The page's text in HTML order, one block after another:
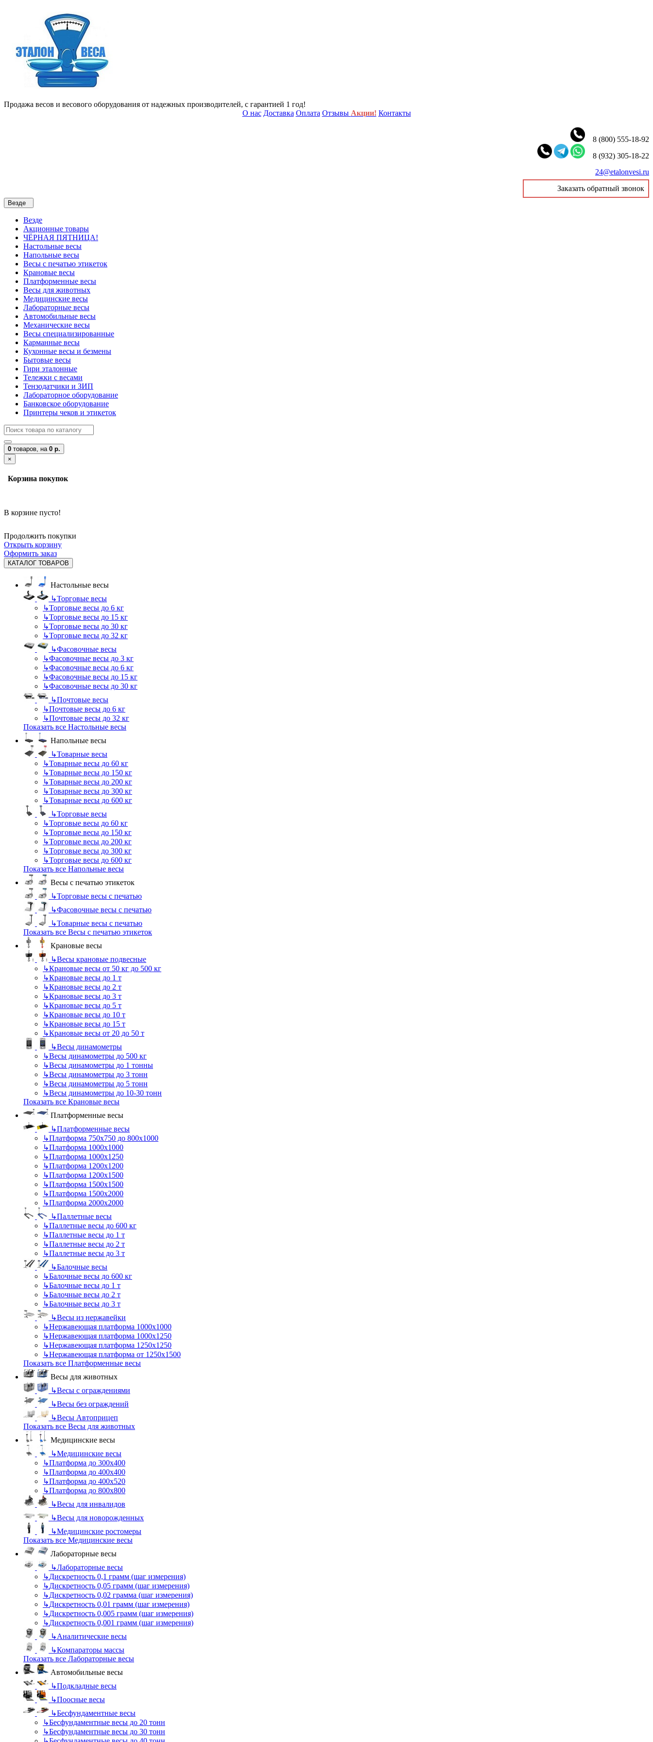
Продажа весов и весового оборудования от надежных производителей, с гарантией 1 год!
О нас Доставка Оплата Отзывы Акции! Контакты
8 (800) 555-18-92
8 (932) 305-18-22
24@etalonvesi.ru
Заказать обратный звонок
Везде
Везде
Акционные товары
ЧЁРНАЯ ПЯТНИЦА!
Настольные весы
Напольные весы
Весы с печатью этикеток
Крановые весы
Платформенные весы
Весы для животных
Медицинские весы
Лабораторные весы
Автомобильные весы
Механические весы
Весы специализированные
Карманные весы
Кухонные весы и безмены
Бытовые весы
Гири эталонные
Тележки с весами
Тензодатчики и ЗИП
Лабораторное оборудование
Банковское оборудование
Принтеры чеков и этикеток
0 товаров, на 0 р.
×
Корзина покупок
В корзине пусто!
Продолжить покупки
Открыть корзину
Оформить заказ
КАТАЛОГ ТОВАРОВ
Настольные весы
↳Торговые весы
↳Торговые весы до 6 кг
↳Торговые весы до 15 кг
↳Торговые весы до 30 кг
↳Торговые весы до 32 кг
↳Фасовочные весы
↳Фасовочные весы до 3 кг
↳Фасовочные весы до 6 кг
↳Фасовочные весы до 15 кг
↳Фасовочные весы до 30 кг
↳Почтовые весы
↳Почтовые весы до 6 кг
↳Почтовые весы до 32 кг
Показать все Настольные весы
Напольные весы
↳Товарные весы
↳Товарные весы до 60 кг
↳Товарные весы до 150 кг
↳Товарные весы до 200 кг
↳Товарные весы до 300 кг
↳Товарные весы до 600 кг
↳Торговые весы
↳Торговые весы до 60 кг
↳Торговые весы до 150 кг
↳Торговые весы до 200 кг
↳Торговые весы до 300 кг
↳Торговые весы до 600 кг
Показать все Напольные весы
Весы с печатью этикеток
↳Торговые весы с печатью
↳Фасовочные весы с печатью
↳Товарные весы с печатью
Показать все Весы с печатью этикеток
Крановые весы
↳Весы крановые подвесные
↳Крановые весы от 50 кг до 500 кг
↳Крановые весы до 1 т
↳Крановые весы до 2 т
↳Крановые весы до 3 т
↳Крановые весы до 5 т
↳Крановые весы до 10 т
↳Крановые весы до 15 т
↳Крановые весы от 20 до 50 т
↳Весы динамометры
↳Весы динамометры до 500 кг
↳Весы динамометры до 1 тонны
↳Весы динамометры до 3 тонн
↳Весы динамометры до 5 тонн
↳Весы динамометры до 10-30 тонн
Показать все Крановые весы
Платформенные весы
↳Платформенные весы
↳Платформа 750х750 до 800х1000
↳Платформа 1000х1000
↳Платформа 1000х1250
↳Платформа 1200х1200
↳Платформа 1200х1500
↳Платформа 1500х1500
↳Платформа 1500х2000
↳Платформа 2000х2000
↳Паллетные весы
↳Паллетные весы до 600 кг
↳Паллетные весы до 1 т
↳Паллетные весы до 2 т
↳Паллетные весы до 3 т
↳Балочные весы
↳Балочные весы до 600 кг
↳Балочные весы до 1 т
↳Балочные весы до 2 т
↳Балочные весы до 3 т
↳Весы из нержавейки
↳Нержавеющая платформа 1000х1000
↳Нержавеющая платформа 1000х1250
↳Нержавеющая платформа 1250х1250
↳Нержавеющая платформа от 1250х1500
Показать все Платформенные весы
Весы для животных
↳Весы с ограждениями
↳Весы без ограждений
↳Весы Автоприцеп
Показать все Весы для животных
Медицинские весы
↳Медицинские весы
↳Платформа до 300х400
↳Платформа до 400х400
↳Платформа до 400х520
↳Платформа до 800х800
↳Весы для инвалидов
↳Весы для новорожденных
↳Медицинские ростомеры
Показать все Медицинские весы
Лабораторные весы
↳Лабораторные весы
↳Дискретность 0,1 грамм (шаг измерения)
↳Дискретность 0,05 грамм (шаг измерения)
↳Дискретность 0,02 грамма (шаг измерения)
↳Дискретность 0,01 грамм (шаг измерения)
↳Дискретность 0,005 грамм (шаг измерения)
↳Дискретность 0,001 грамм (шаг измерения)
↳Аналитические весы
↳Компараторы массы
Показать все Лабораторные весы
Автомобильные весы
↳Подкладные весы
↳Поосные весы
↳Бесфундаментные весы
↳Бесфундаментные весы до 20 тонн
↳Бесфундаментные весы до 30 тонн